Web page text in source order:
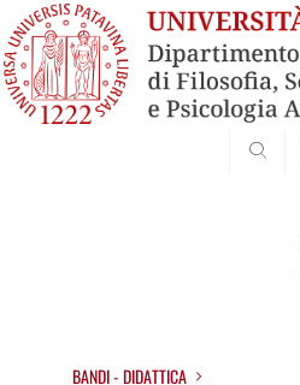
BANDI - DIDATTICA